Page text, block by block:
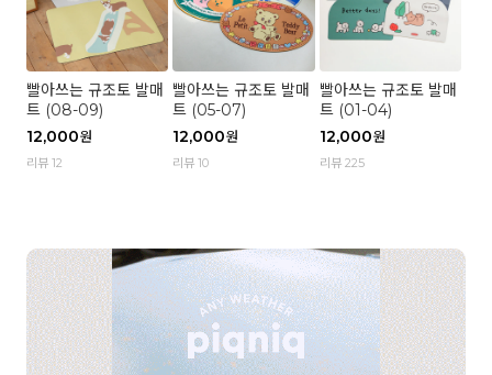
빨아쓰는 규조토 발매
트 (08-09)
12,000원
리뷰 12
빨아쓰는 규조토 발매
트 (05-07)
12,000원
리뷰 10
빨아쓰는 규조토 발매
트 (01-04)
12,000원
리뷰 225